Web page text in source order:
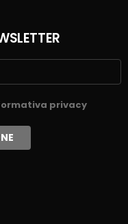
privacy